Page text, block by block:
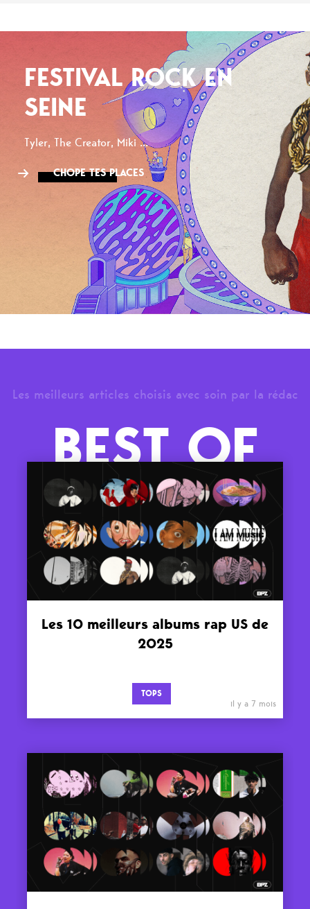
FESTIVAL ROCK EN
SEINE
Tyler, The Creator, Miki ...
CHOPE TES PLACES
Les meilleurs articles choisis avec soin par la rédac
BEST OF
Les 10 meilleurs albums rap US de
2025
TOPS
il y a 7 mois